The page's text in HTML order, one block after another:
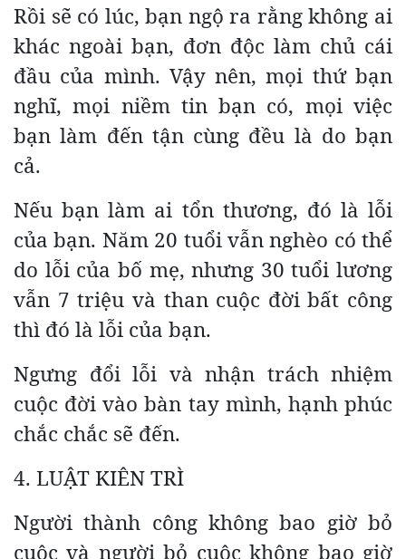
Rồi sẽ có lúc, bạn ngộ ra rằng không ai
khác ngoài bạn, đơn độc làm chủ cái
đầu của mình. Vậy nên, mọi thứ bạn
nghĩ, mọi niềm tin bạn có, mọi việc
bạn làm đến tận cùng đều là do bạn
cả.
Nếu bạn làm ai tổn thương, đó là lỗi
của bạn. Năm 20 tuổi vẫn nghèo có thể
do lỗi của bố mẹ, nhưng 30 tuổi lương
vẫn 7 triệu và than cuộc đời bất công
thì đó là lỗi của bạn.
Ngưng đổi lỗi và nhận trách nhiệm
cuộc đời vào bàn tay mình, hạnh phúc
chắc chắc sẽ đến.
4. LUẬT KIÊN TRÌ
Người thành công không bao giờ bỏ
cuộc và người bỏ cuộc không bao giờ